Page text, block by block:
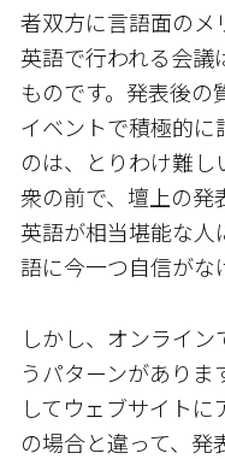
者双方に言語面のメ
英語で行われる会
ものです。発表後の
イベントで積極的に
のは、とりわけ難
衆の前で、壇上の発
英語が相当堪能な人
語に今一つ自信がな
しかし、オンライ
うパターンがあり
してウェブサイト
の場合と違って、